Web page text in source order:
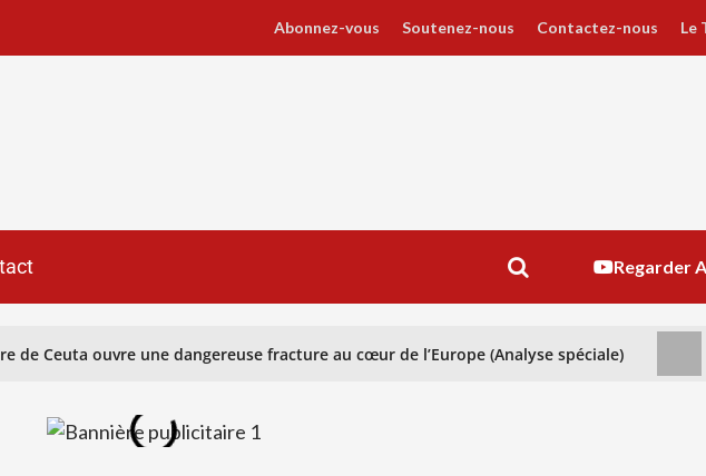
Abonnez-vous Soutenez-nous Contactez-nous Le
Regarder
de Ceuta ouvre une dangereuse fracture au cœur de l’Europe (Analyse spéciale)